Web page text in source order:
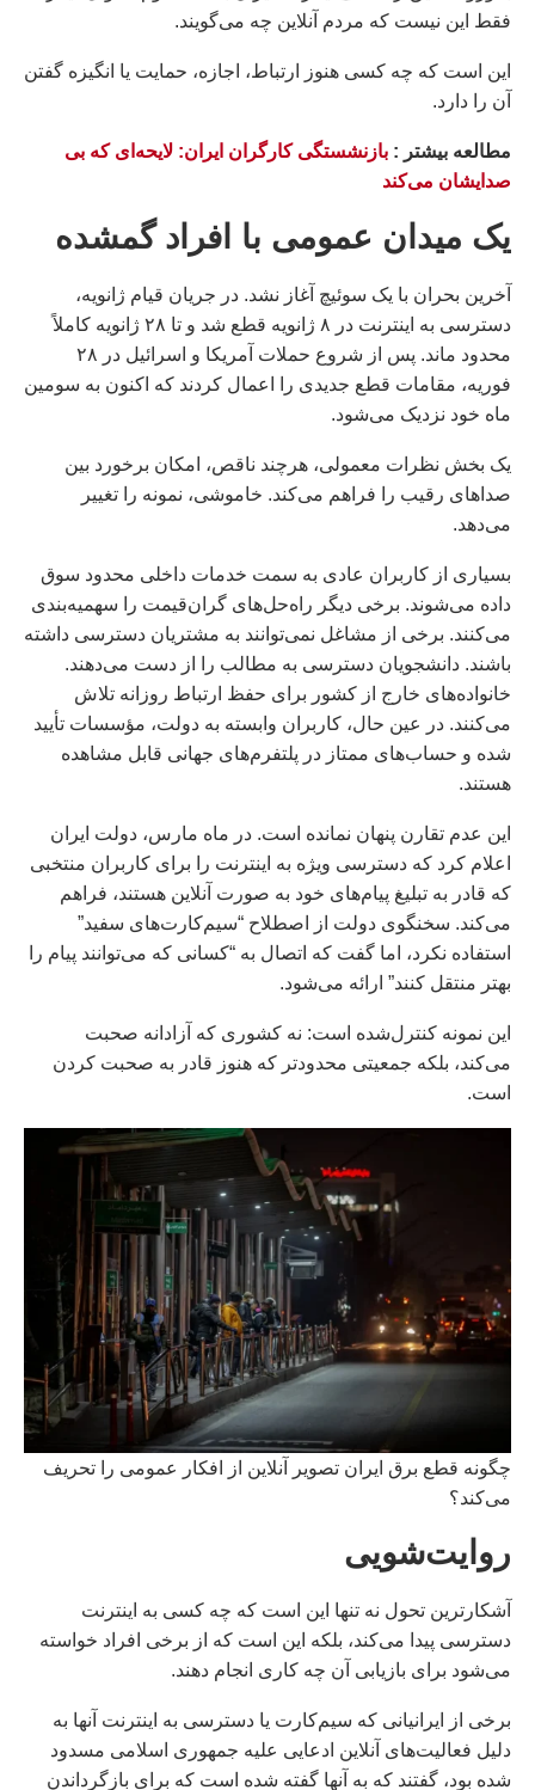
فقط این نیست که مردم آنلاین چه می‌گویند.
این است که چه کسی هنوز ارتباط، اجازه، حمایت یا انگیزه گفتن
آن را دارد.
مطالعه بيشتر : بازنشستگی کارگران ایران: لایحه‌ای که بی
صدایشان می‌کند
یک میدان عمومی با افراد گمشده
آخرین بحران با یک سوئیچ آغاز نشد. در جریان قیام ژانویه،
دسترسی به اینترنت در ۸ ژانویه قطع شد و تا ۲۸ ژانویه کاملاً
محدود ماند. پس از شروع حملات آمریکا و اسرائیل در ۲۸
فوریه، مقامات قطع جدیدی را اعمال کردند که اکنون به سومین
ماه خود نزدیک می‌شود.
یک بخش نظرات معمولی، هرچند ناقص، امکان برخورد بین
صداهای رقیب را فراهم می‌کند. خاموشی، نمونه را تغییر
می‌دهد.
بسیاری از کاربران عادی به سمت خدمات داخلی محدود سوق
داده می‌شوند. برخی دیگر راه‌حل‌های گران‌قیمت را سهمیه‌بندی
می‌کنند. برخی از مشاغل نمی‌توانند به مشتریان دسترسی داشته
باشند. دانشجویان دسترسی به مطالب را از دست می‌دهند.
خانواده‌های خارج از کشور برای حفظ ارتباط روزانه تلاش
می‌کنند. در عین حال، کاربران وابسته به دولت، مؤسسات تأیید
شده و حساب‌های ممتاز در پلتفرم‌های جهانی قابل مشاهده
هستند.
این عدم تقارن پنهان نمانده است. در ماه مارس، دولت ایران
اعلام کرد که دسترسی ویژه به اینترنت را برای کاربران منتخبی
که قادر به تبلیغ پیام‌های خود به صورت آنلاین هستند، فراهم
می‌کند. سخنگوی دولت از اصطلاح “سیم‌کارت‌های سفید”
استفاده نکرد، اما گفت که اتصال به “کسانی که می‌توانند پیام را
بهتر منتقل کنند” ارائه می‌شود.
این نمونه کنترل‌شده است: نه کشوری که آزادانه صحبت
می‌کند، بلکه جمعیتی محدودتر که هنوز قادر به صحبت کردن
است.
چگونه قطع برق ایران تصویر آنلاین از افکار عمومی را تحریف
می‌کند؟
روایت‌شویی
آشکارترین تحول نه تنها این است که چه کسی به اینترنت
دسترسی پیدا می‌کند، بلکه این است که از برخی افراد خواسته
می‌شود برای بازیابی آن چه کاری انجام دهند.
برخی از ایرانیانی که سیم‌کارت یا دسترسی به اینترنت آنها به
دلیل فعالیت‌های آنلاین ادعایی علیه جمهوری اسلامی مسدود
شده بود، گفتند که به آنها گفته شده است که برای بازگرداندن